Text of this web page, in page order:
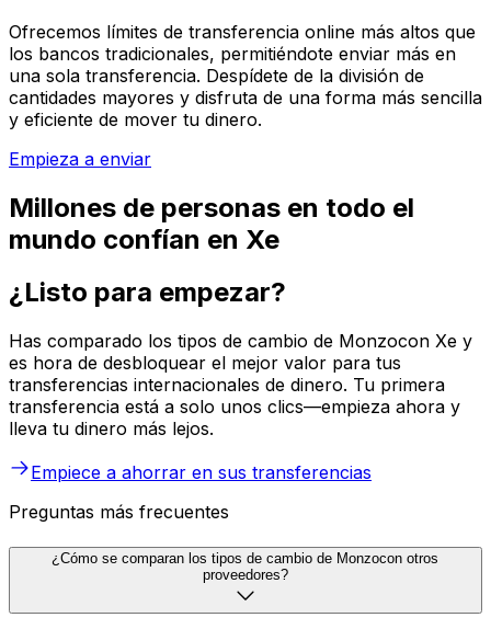
Ofrecemos límites de transferencia online más altos que
los bancos tradicionales, permitiéndote enviar más en
una sola transferencia. Despídete de la división de
cantidades mayores y disfruta de una forma más sencilla
y eficiente de mover tu dinero.
Empieza a enviar
Millones de personas en todo el
mundo confían en Xe
¿Listo para empezar?
Has comparado los tipos de cambio de Monzocon Xe y
es hora de desbloquear el mejor valor para tus
transferencias internacionales de dinero. Tu primera
transferencia está a solo unos clics—empieza ahora y
lleva tu dinero más lejos.
Empiece a ahorrar en sus transferencias
Preguntas más frecuentes
¿Cómo se comparan los tipos de cambio de Monzocon otros
proveedores?